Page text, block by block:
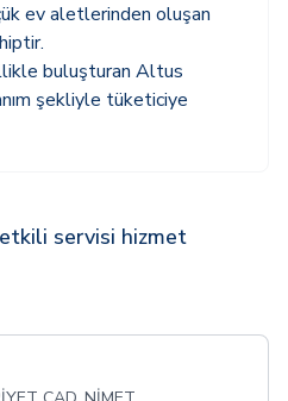
ev aletlerinden oluşan
buluşturan Altus
şekliyle tüketiciye
servisi hizmet